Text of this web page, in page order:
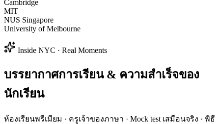
Cambridge
MIT
NUS Singapore
University of Melbourne
Inside NYC · Real Moments
บรรยากาศการเรียน & ความสำเร็จของ
นักเรียน
ห้องเรียนพรีเมียม · ครูเจ้าของภาษา · Mock test เสมือนจริง · พิธี